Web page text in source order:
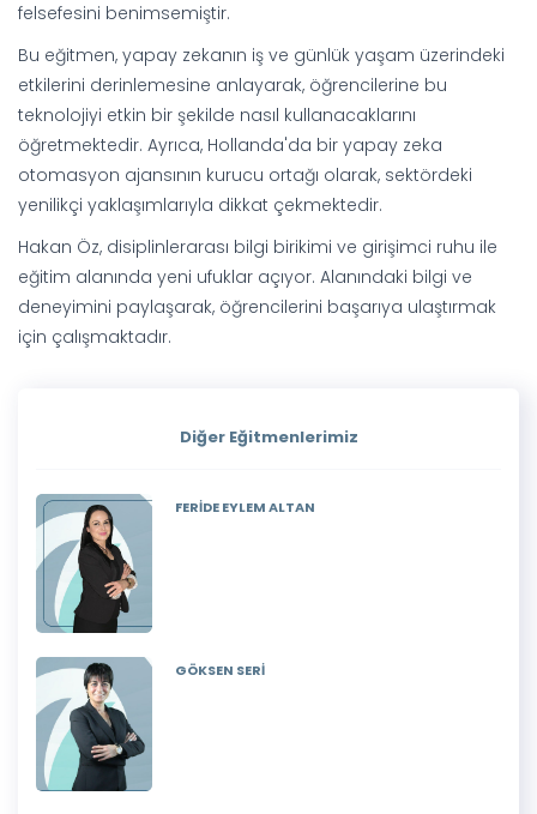
felsefesini benimsemiştir.
Bu eğitmen, yapay zekanın iş ve günlük yaşam üzerindeki
etkilerini derinlemesine anlayarak, öğrencilerine bu
teknolojiyi etkin bir şekilde nasıl kullanacaklarını
öğretmektedir. Ayrıca, Hollanda'da bir yapay zeka
otomasyon ajansının kurucu ortağı olarak, sektördeki
yenilikçi yaklaşımlarıyla dikkat çekmektedir.
Hakan Öz, disiplinlerarası bilgi birikimi ve girişimci ruhu ile
eğitim alanında yeni ufuklar açıyor. Alanındaki bilgi ve
deneyimini paylaşarak, öğrencilerini başarıya ulaştırmak
için çalışmaktadır.
Diğer Eğitmenlerimiz
FERİDE EYLEM ALTAN
GÖKSEN SERİ